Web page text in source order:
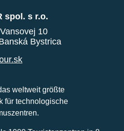
spol. s r.o.
10
Bystrica
weltweit größte
für technologische